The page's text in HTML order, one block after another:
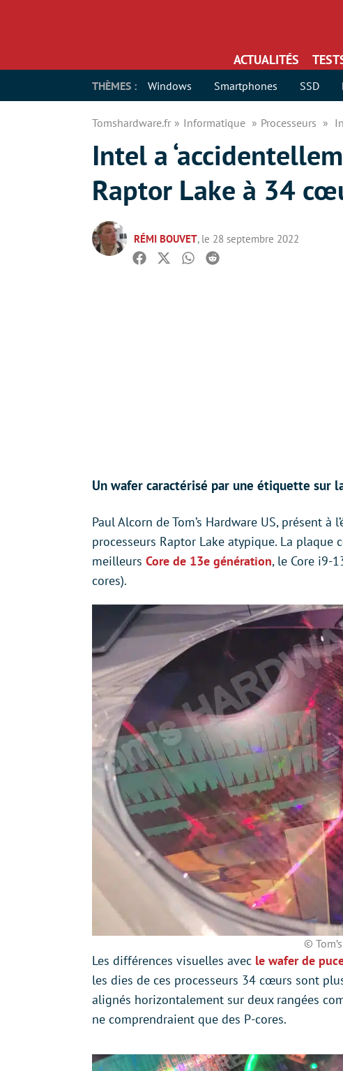
ACTUALITÉS
THÈMES : Windows Smartphones SSD
Tomshardware.fr Informatique Processeurs
Intel a
Raptor Lake à 34
RÉMI BOUVET, le 28 septembre 2022
Facebook
TwitterWhatsapp
Reddit
Un wafer caractérisé par une étiquette sur
Paul Alcorn de Tom’s Hardware US, présent
processeurs Raptor Lake atypique. La plaque
meilleurs Core de 13e génération, le Core i9-
cores).
©
Les différences visuelles avec le wafer de
les dies de ces processeurs 34 cœurs sont
alignés horizontalement sur deux rangées
ne comprendraient que des P-cores.